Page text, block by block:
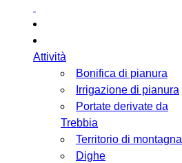
Attività
Bonifica di pianura
Irrigazione di pianura
Portate derivate da
Trebbia
Territorio di montagna
Dighe